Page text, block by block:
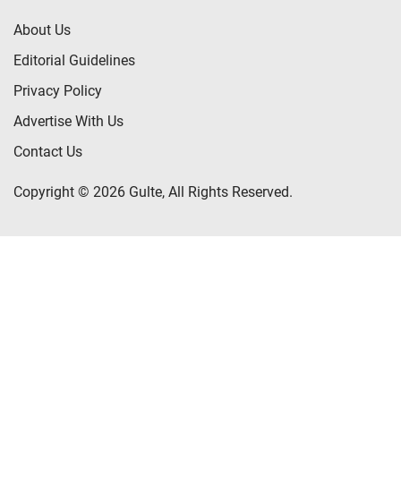
About Us
Editorial Guidelines
Privacy Policy
Advertise With Us
Contact Us
Copyright © 2026 Gulte, All Rights Reserved.